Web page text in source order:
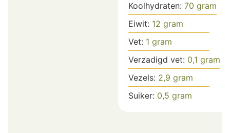
Koolhydraten: 70 gram
Eiwit: 12 gram
Vet: 1 gram
Verzadigd vet: 0,1 gram
Vezels: 2,9 gram
Suiker: 0,5 gram